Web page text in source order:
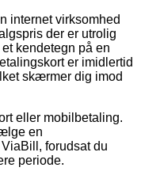
internet virksomhed
der er utrolig
kendetegn på en
er imidlertid
skærmer dig imod
eller mobilbetaling.
en
forudsat du
periode.